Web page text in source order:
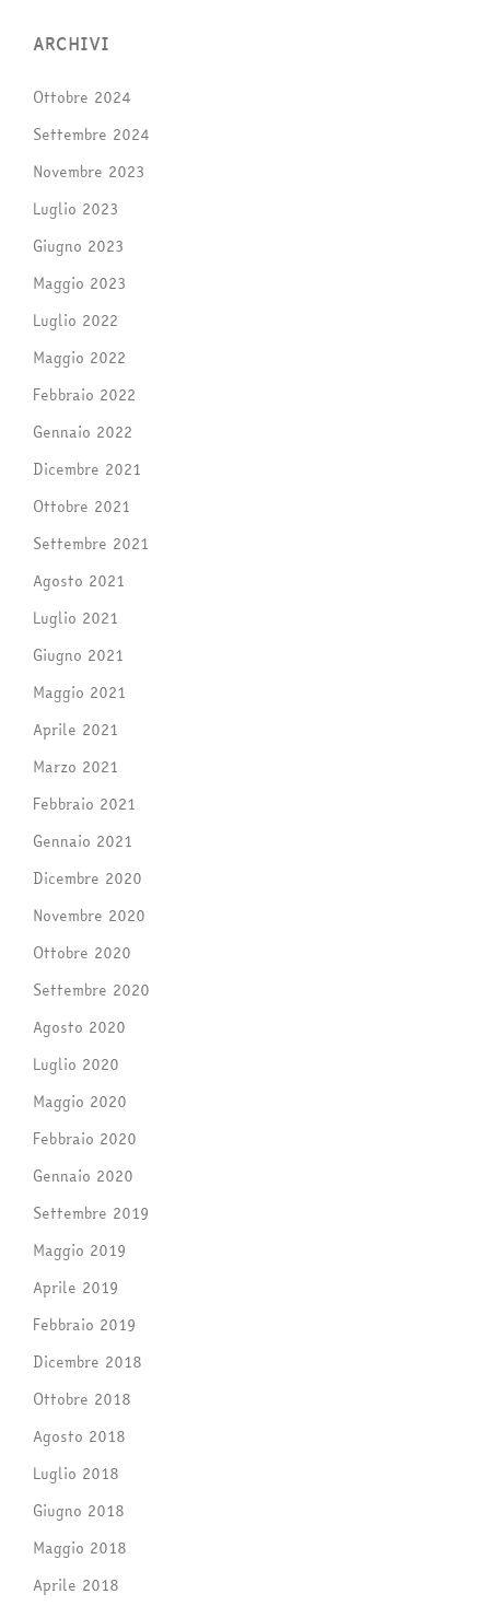
ARCHIVI
Ottobre 2024
Settembre 2024
Novembre 2023
Luglio 2023
Giugno 2023
Maggio 2023
Luglio 2022
Maggio 2022
Febbraio 2022
Gennaio 2022
Dicembre 2021
Ottobre 2021
Settembre 2021
Agosto 2021
Luglio 2021
Giugno 2021
Maggio 2021
Aprile 2021
Marzo 2021
Febbraio 2021
Gennaio 2021
Dicembre 2020
Novembre 2020
Ottobre 2020
Settembre 2020
Agosto 2020
Luglio 2020
Maggio 2020
Febbraio 2020
Gennaio 2020
Settembre 2019
Maggio 2019
Aprile 2019
Febbraio 2019
Dicembre 2018
Ottobre 2018
Agosto 2018
Luglio 2018
Giugno 2018
Maggio 2018
Aprile 2018